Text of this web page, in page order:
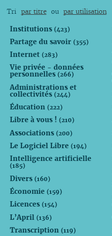
Tri par titre ou par utilisation
Institutions (423)
Partage du savoir (355)
Internet (283)
Vie privée - données
personnelles (266)
Administrations et
collectivités (244)
Éducation (222)
Libre à vous ! (210)
Associations (200)
Le Logiciel Libre (194)
Intelligence artificielle
(185)
Divers (160)
Économie (159)
Licences (154)
L’April (136)
Transcription (119)